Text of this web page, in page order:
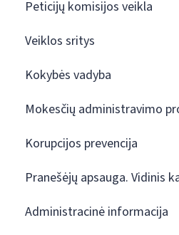
Peticijų komisijos veikla
Veiklos sritys
Kokybės vadyba
Mokesčių administravimo
Korupcijos prevencija
Pranešėjų apsauga. Vidinis
Administracinė informacija